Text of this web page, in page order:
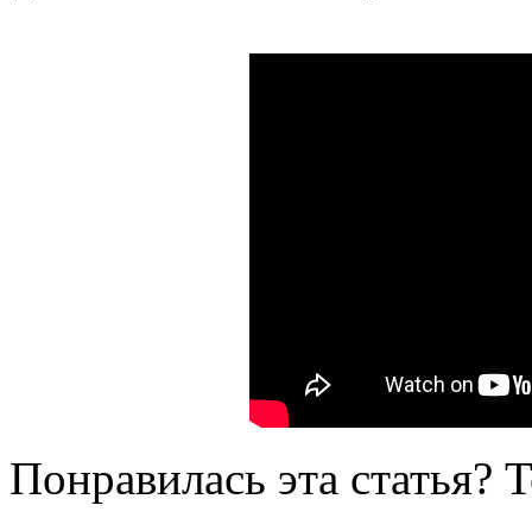
Понравилась эта статья?